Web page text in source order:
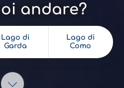
andare?
Lago di
Garda
Lago di
Como